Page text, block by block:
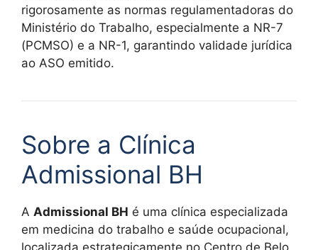
rigorosamente as normas regulamentadoras do
Ministério do Trabalho, especialmente a NR-7
(PCMSO) e a NR-1, garantindo validade jurídica
ao ASO emitido.
Sobre a Clínica
Admissional BH
A Admissional BH é uma clínica especializada
em medicina do trabalho e saúde ocupacional,
localizada estrategicamente no Centro de Belo